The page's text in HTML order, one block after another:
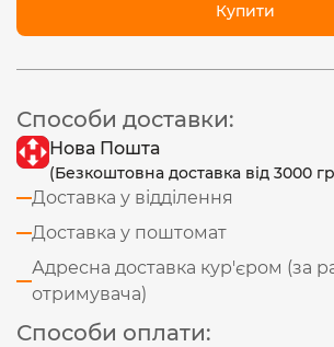
Купити
Способи доставки:
Нова Пошта
(Безкоштовна доставка від 3000
Доставка у відділення
Доставка у поштомат
Адресна доставка кур'єром (за
отримувача)
Способи оплати: